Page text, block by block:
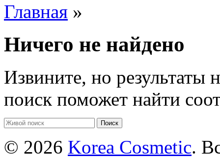
Главная »
Ничего не найдено
Извините, но
поиск поможет найти
Поиск
© 2026 Korea Cosmetic.